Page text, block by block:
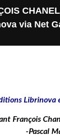
via Net
François
-Pascal